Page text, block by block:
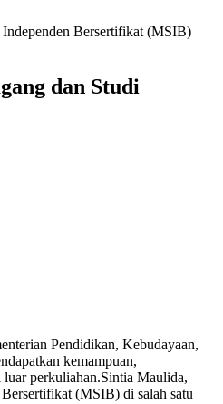
Independen Bersertifikat (MSIB)
dan Studi
Pendidikan, Kebudayaan,
kemampuan,
luar perkuliahan.Sintia Maulida,
(MSIB) di salah satu